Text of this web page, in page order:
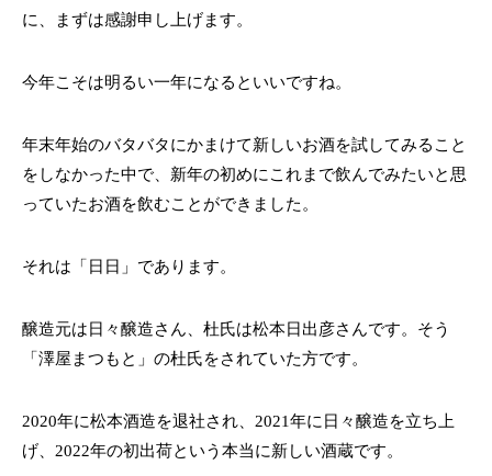
に、まずは感謝申し上げます。
今年こそは明るい一年になるといいですね。
年末年始のバタバタにかまけて新しいお酒を試してみること
をしなかった中で、新年の初めにこれまで飲んでみたいと思
っていたお酒を飲むことができました。
それは「日日」であります。
醸造元は日々醸造さん、杜氏は松本日出彦さんです。そう
「澤屋まつもと」の杜氏をされていた方です。
2020年に松本酒造を退社され、2021年に日々醸造を立ち上
げ、2022年の初出荷という本当に新しい酒蔵です。